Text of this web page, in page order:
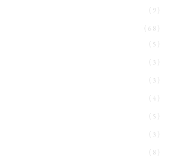
(9)
(68)
(5)
(3)
(3)
(4)
(5)
(3)
(8)